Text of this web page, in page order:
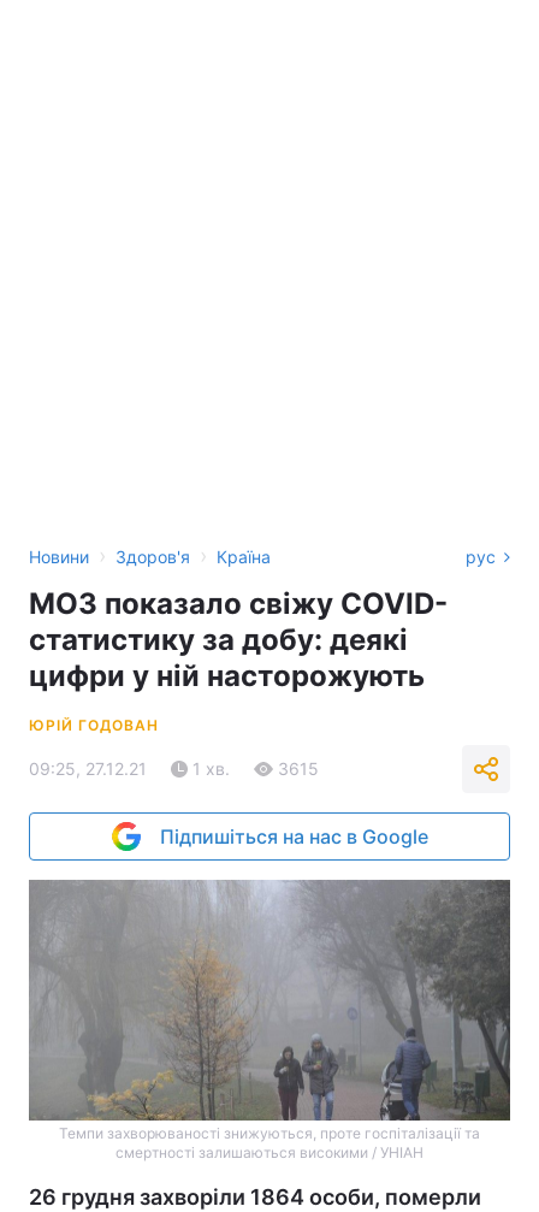
Новини › Здоров'я › Країна рус
МОЗ показало свіжу COVID-
статистику за добу: деякі
цифри у ній насторожують
ЮРІЙ ГОДОВАН
09:25, 27.12.21 1 хв. 3615
Підпишіться на нас в Google
Темпи захворюваності знижуються, проте госпіталізації та
смертності залишаються високими / УНІАН
26 грудня захворіли 1864 особи, померли